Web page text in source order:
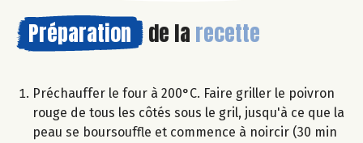
Préparation de la recette
Préchauffer le four à 200°C. Faire griller le poivron
rouge de tous les côtés sous le gril, jusqu'à ce que la
peau se boursouffle et commence à noircir (30 min